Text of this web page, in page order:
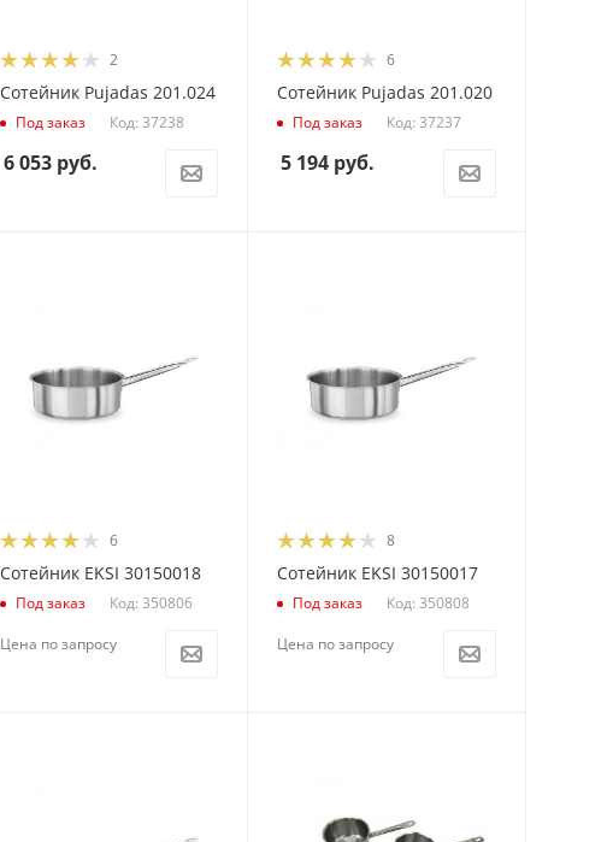
2
Сотейник Pujadas 201.024
Под заказ Код: 37238
6 053руб.
6
Сотейник Pujadas 201.020
Под заказ Код: 37237
5 194 руб.
6
Сотейник EKSI 30150018
Под заказ Код: 350806
Цена по запросу
8
Сотейник EKSI 30150017
Под заказ Код: 350808
Цена по запросу